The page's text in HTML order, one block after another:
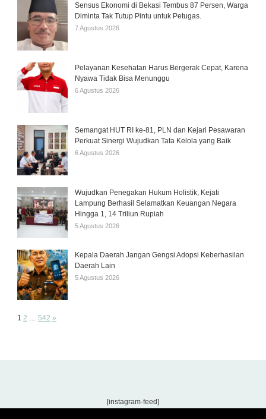
Sensus Ekonomi di Bekasi Tembus 87 Persen, Warga
Diminta Tak Tutup Pintu untuk Petugas.
7 Agustus 2026
Pelayanan Kesehatan Harus Bergerak Cepat, Karena
Nyawa Tidak Bisa Menunggu
6 Agustus 2026
Semangat HUT RI ke-81, PLN dan Kejari Pesawaran
Perkuat Sinergi Wujudkan Tata Kelola yang Baik
6 Agustus 2026
Wujudkan Penegakan Hukum Holistik, Kejati
Lampung Berhasil Selamatkan Keuangan Negara
Hingga 1, 14 Triliun Rupiah
5 Agustus 2026
Kepala Daerah Jangan Gengsi Adopsi Keberhasilan
Daerah Lain
5 Agustus 2026
Page:
1 2 … 542 Next
»
[instagram-feed]